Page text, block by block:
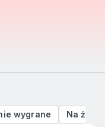
wygrane Na żywo